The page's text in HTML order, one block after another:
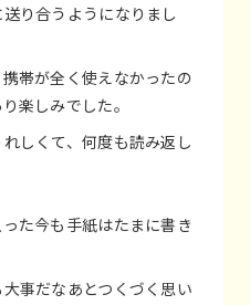
り合うようになりまし
帯が全く使えなかったの
楽しみでした。
しくて、何度も読み返し
た今も手紙はたまに書き
事だなあとつくづく思い